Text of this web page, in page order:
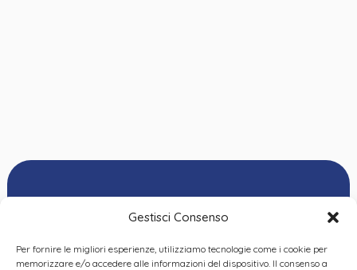
Gestisci Consenso
Per fornire le migliori esperienze, utilizziamo tecnologie come i cookie per
memorizzare e/o accedere alle informazioni del dispositivo. Il consenso a
Ordine delle